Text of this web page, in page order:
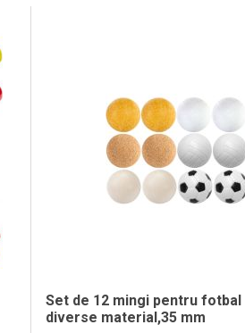
Set de 12 mingi pentru fotbal
diverse material,35 mm